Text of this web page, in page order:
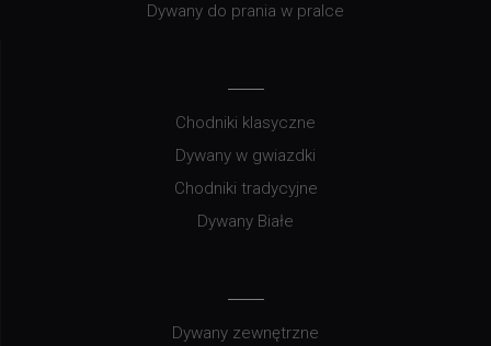
Dywany do prania w pralce
Chodniki klasyczne
Dywany w gwiazdki
Chodniki tradycyjne
Dywany Białe
Dywany zewnętrzne